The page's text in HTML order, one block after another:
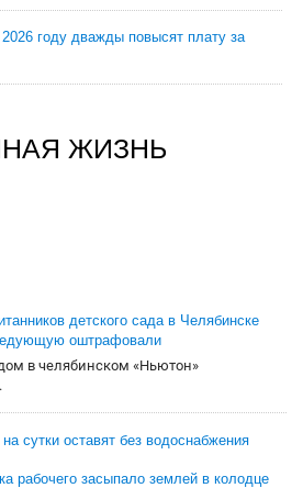
году дважды повысят плату за
ЖИЗНЬ
детского сада в Челябинске
оштрафовали
в челябинском «Ньютон»
сутки оставят без водоснабжения
рабочего засыпало землей в колодце